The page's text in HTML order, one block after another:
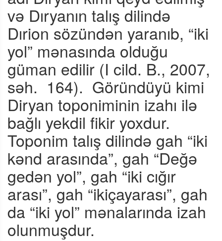
və Dıryanın talış dilində
Dırion sözündən yaranıb, “iki
yol” mənasında olduğu
güman edilir (I cild. B., 2007,
səh. 164). Göründüyü kimi
Diryan toponiminin izahı ilə
bağlı yekdil fikir yoxdur.
Toponim talış dilində gah “iki
kənd arasında”, gah “Değə
gedən yol”, gah “iki cığır
arası”, gah “ikiçayarası”, gah
da “iki yol” mənalarında izah
olunmuşdur.